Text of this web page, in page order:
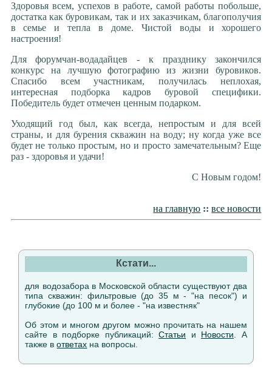
Здоровья всем, успехов в работе, самой работы побольше,
достатка как буровикам, так и их заказчикам, благополучия
в семье и тепла в доме. Чистой воды и хорошего
настроения!
Для форумчан-водадайцев - к празднику закончился
конкурс на лучшую фотографию из жизни буровиков.
Спасибо всем участникам, получилась неплохая,
интересная подборка кадров буровой специфики.
Победитель будет отмечен ценным подарком.
Уходящий год был, как всегда, непростым и для всей
страны, и для бурения скважин на воду; ну когда уже все
будет не только простым, но и просто замечательным? Еще
раз - здоровья и удачи!
С Новым годом!
на главную :: все новости
Кстати...
для водозабора в Московской области существуют два
типа скважин: фильтровые (до 35 м - "на песок") и
глубокие (до 100 м и более - "на известняк"
Об этом и многом другом можно прочитать на нашем
сайте в подборке публикаций:Статьи и Новости . А
также вответах на вопросы.